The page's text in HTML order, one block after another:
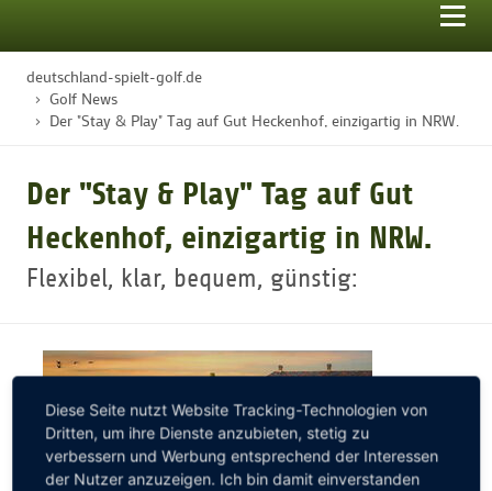
STARTSEITE
GOLFARRANGEMENTS
GOLF & WOMO
MALLORCA GOLFWOCHE
deutschland-spielt-golf.de
Golf News
Der "Stay & Play" Tag auf Gut Heckenhof, einzigartig in NRW.
Der "Stay & Play" Tag auf Gut
Heckenhof, einzigartig in NRW.
Flexibel, klar, bequem, günstig:
Diese Seite nutzt Website Tracking-Technologien von
Dritten, um ihre Dienste anzubieten, stetig zu
verbessern und Werbung entsprechend der Interessen
der Nutzer anzuzeigen. Ich bin damit einverstanden